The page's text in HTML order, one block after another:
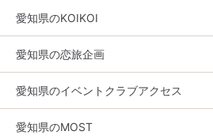
愛知県のKOIKOI
愛知県の恋旅企画
愛知県のイベントクラブアクセス
愛知県のMOST